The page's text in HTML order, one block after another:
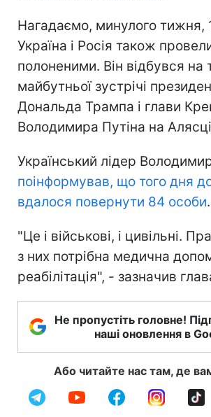
Нагадаємо, минулого тижня,
Україна і Росія також
полоненими. Він відбувся на
майбутньої зустрічі
Дональда Трампа і глави
Володимира Путіна на
Український лідер
поінформував, що того дня
вдалося повернути 84 особи.
"Це і військові, і цивільні.
з них потрібна медична
реабілітація", - зазначив
Не пропустіть головне!
наші оновлення в
Або читайте нас там, де